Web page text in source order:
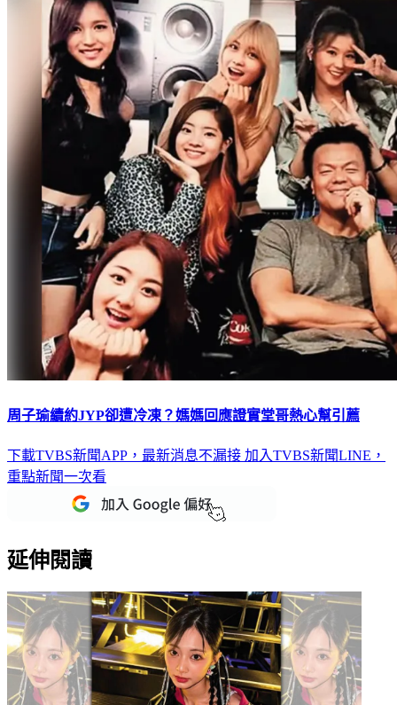
周子瑜續約JYP卻遭冷凍？媽媽回應證實堂哥熱心幫引薦
下載TVBS新聞APP，最新消息不漏接 加入TVBS新聞LINE，
重點新聞一次看
延伸閱讀